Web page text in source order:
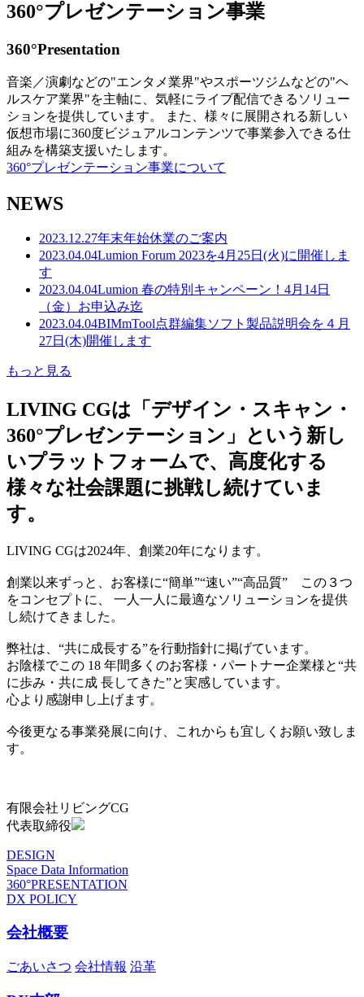
360°プレゼンテーション事業
360°Presentation
音楽／演劇などの"エンタメ業界"やスポーツジムなどの"ヘ
ルスケア業界"を主軸に、気軽にライブ配信できるソリュー
ションを提供しています。 また、様々に展開される新しい
仮想市場に360度ビジュアルコンテンツで事業参入できる仕
組みを構築支援いたします。
360°プレゼンテーション事業について
NEWS
2023.12.27年末年始休業のご案内
2023.04.04Lumion Forum 2023を4月25日(火)に開催しま
す
2023.04.04Lumion 春の特別キャンペーン！4月14日
（金）お申込み迄
2023.04.04BIMmTool点群編集ソフト製品説明会を４月
27日(木)開催します
もっと見る
LIVING CGは「デザイン・スキャン・
360°プレゼンテーション」という新し
いプラットフォームで、高度化する
様々な社会課題に挑戦し続けていま
す。
LIVING CGは2024年、創業20年になります。
創業以来ずっと、お客様に“簡単”“速い”“高品質” この３つ
をコンセプトに、 一人一人に最適なソリューションを提供
し続けてきました。
弊社は、“共に成長する”を行動指針に掲げています。
お陰様でこの 18 年間多くのお客様・パートナー企業様と“共
に歩み・共に成 長してきた”と実感しています。
心より感謝申し上げます。
今後更なる事業発展に向け、これからも宜しくお願い致しま
す。
有限会社リビングCG
代表取締役
DESIGN
Space Data Information
360°PRESENTATION
DX POLICY
会社概要
ごあいさつ 会社情報 沿革